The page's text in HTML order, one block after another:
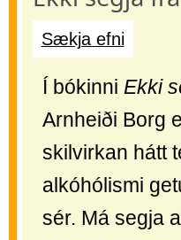
Sækja efni
Í bókinni Ekki
Arnheiði Borg
skilvirkan hátt
alkóhólismi
sér. Má segja